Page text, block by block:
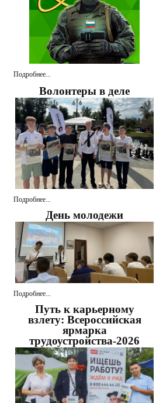
Подробнее...
Волонтеры в деле
Подробнее...
День молодежи
Подробнее...
Путь к карьерному
взлету: Всероссийская
ярмарка
трудоустройства-2026